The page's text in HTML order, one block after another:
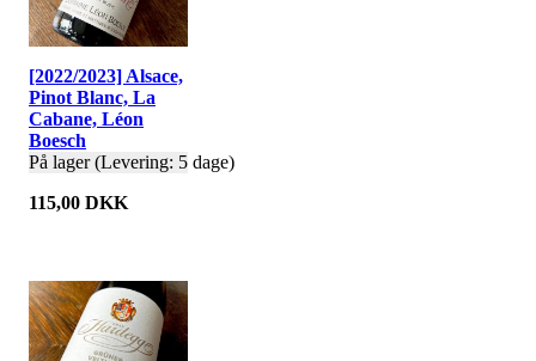
[2022/2023] Alsace,
Pinot Blanc, La
Cabane, Léon
Boesch
På lager (Levering: 5 dage)
115,00 DKK